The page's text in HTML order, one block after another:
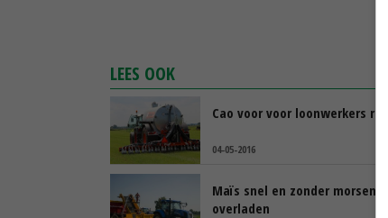
LEES OOK
Cao voor voor loonwerkers rond
04-05-2016
Maïs snel en zonder morsen
overladen